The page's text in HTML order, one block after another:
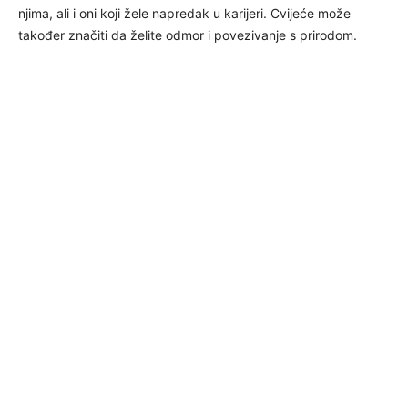
njima, ali i oni koji žele napredak u karijeri. Cvijeće može
također značiti da želite odmor i povezivanje s prirodom.